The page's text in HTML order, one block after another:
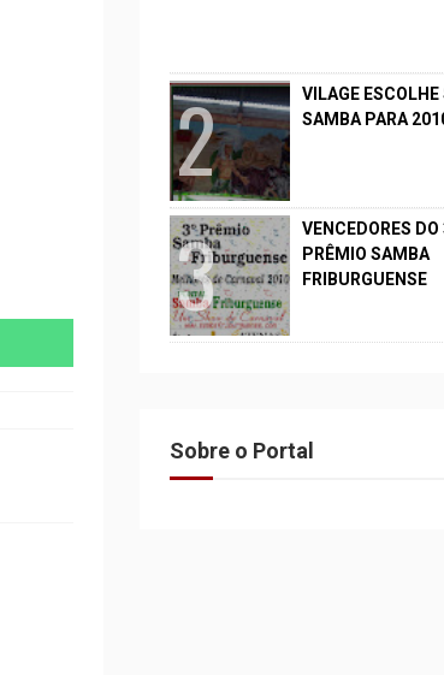
VILAGE ESCOLHE
SAMBA PARA
VENCEDORES DO
PRÊMIO SAMBA
FRIBURGUENSE
Sobre o Portal